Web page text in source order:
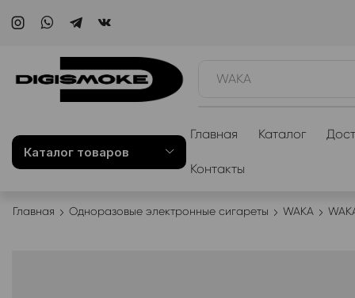
WAKA
Каталог товаров
Главная Каталог
Контакты
Главная Одноразовые электронные сигареты WAKA